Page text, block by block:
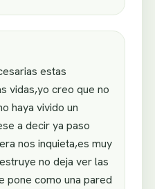
estas
vidas,yo creo que no
haya vivido un
a decir ya paso
nos inquieta,es muy
no deja ver las
pone como una pared